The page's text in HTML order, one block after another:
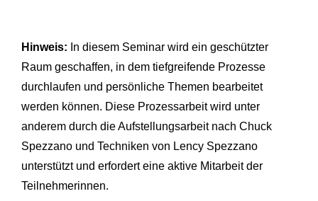
Hinweis: In diesem Seminar wird ein geschützter
Raum geschaffen, in dem tiefgreifende Prozesse
durchlaufen und persönliche Themen bearbeitet
werden können. Diese Prozessarbeit wird unter
anderem durch die Aufstellungsarbeit nach Chuck
Spezzano und Techniken von Lency Spezzano
unterstützt und erfordert eine aktive Mitarbeit der
Teilnehmerinnen.